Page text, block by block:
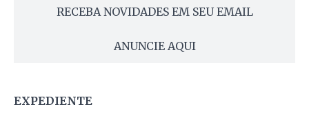
RECEBA NOVIDADES EM SEU EMAIL
ANUNCIE AQUI
EXPEDIENTE